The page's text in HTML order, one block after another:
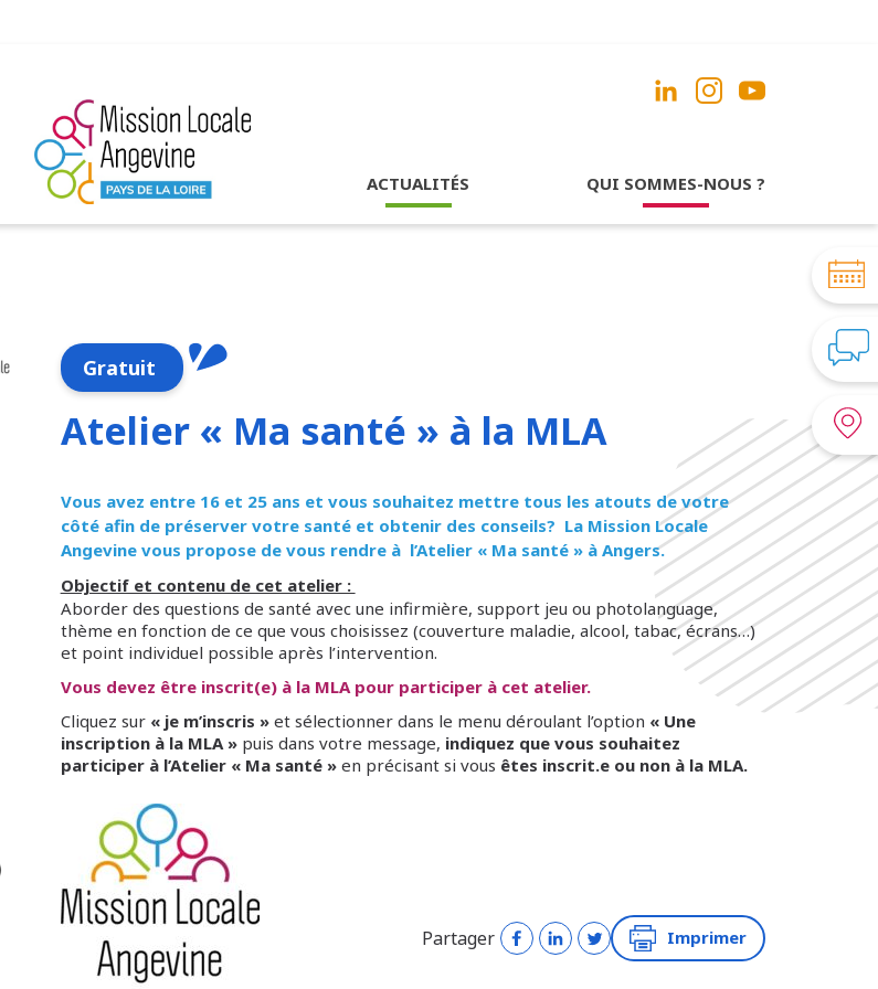
ACTUALITÉS QUI SOMMES-NOUS ?
Gratuit
Atelier « Ma santé » à la MLA
Vous avez entre 16 et 25 ans et vous souhaitez mettre tous les atouts de votre
côté afin de préserver votre santé et obtenir des conseils? La Mission Locale
Angevine vous propose de vous rendre à l’Atelier « Ma santé » à Angers.
Objectif et contenu de cet atelier :
Aborder des questions de santé avec une infirmière, support jeu ou photolanguage,
thème en fonction de ce que vous choisissez (couverture maladie, alcool, tabac, écrans…)
et point individuel possible après l’intervention.
Vous devez être inscrit(e) à la MLA pour participer à cet atelier.
Cliquez sur« je m’inscris »et sélectionner dans le menu déroulant l’option « Une
inscription à la MLA »puis dans votre message, indiquez que vous souhaitez
participer à l’Atelier « Ma santé »en précisant si vous êtes inscrit.e ou non à la MLA.
Partager Imprimer